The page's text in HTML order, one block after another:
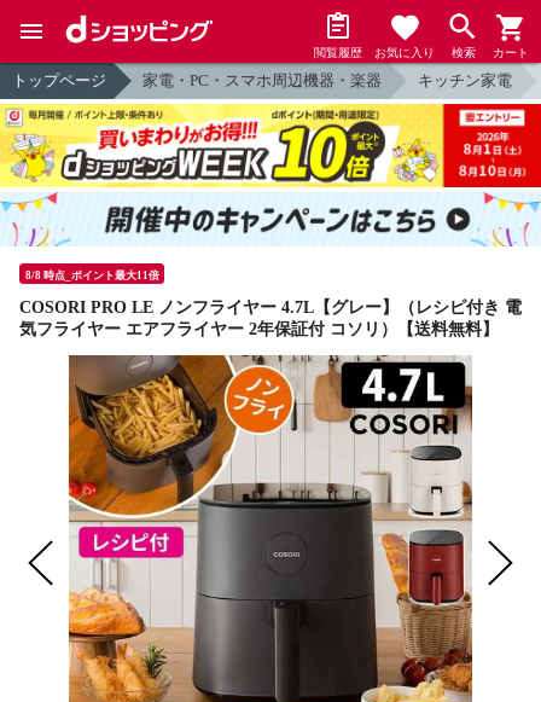
閲覧履歴 お気に入り 検索 カート
トップページ 家電・PC・スマホ周辺機器・楽器 キッチン家電
8/8 時点_ポイント最大11倍
COSORI PRO LE ノンフライヤー 4.7L【グレー】（レシピ付き 電
気フライヤー エアフライヤー 2年保証付 コソリ）【送料無料】